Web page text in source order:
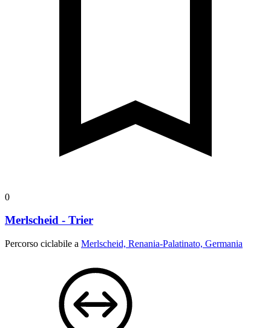
0
Merlscheid - Trier
Percorso ciclabile a Merlscheid, Renania-Palatinato, Germania